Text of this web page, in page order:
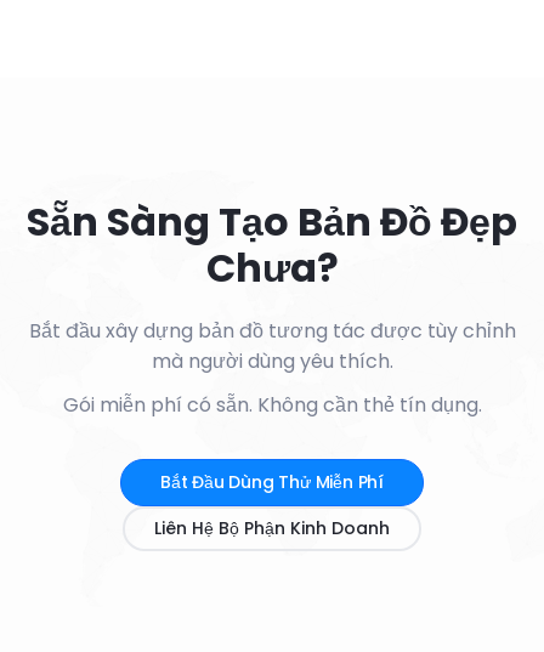
Sẵn Sàng Tạo Bản Đồ Đẹp
Chưa?
Bắt đầu xây dựng bản đồ tương tác được tùy chỉnh
mà người dùng yêu thích.
Gói miễn phí có sẵn. Không cần thẻ tín dụng.
Bắt Đầu Dùng Thử Miễn Phí
Liên Hệ Bộ Phận Kinh Doanh